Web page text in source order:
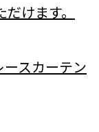
けます。